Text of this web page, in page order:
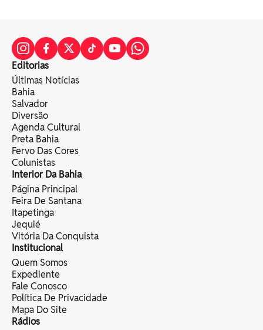
Editorias
Últimas Notícias
Bahia
Salvador
Diversão
Agenda Cultural
Preta Bahia
Fervo Das Cores
Colunistas
Interior Da Bahia
Página Principal
Feira De Santana
Itapetinga
Jequié
Vitória Da Conquista
Institucional
Quem Somos
Expediente
Fale Conosco
Política De Privacidade
Mapa Do Site
Rádios